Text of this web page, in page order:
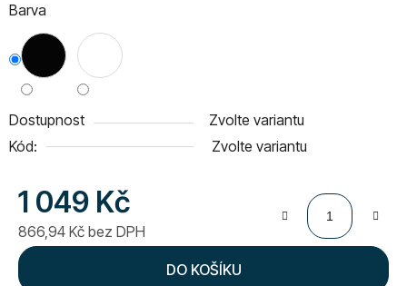
Barva
Dostupnost
Zvolte variantu
Kód:
Zvolte variantu
1 049 Kč
866,94 Kč bez DPH
Měrná cena:
DO KOŠÍKU